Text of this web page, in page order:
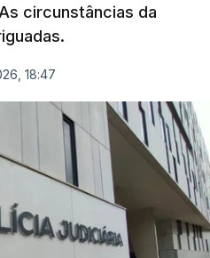
Lusa."Será
termos a totalidade
processo de reapreciação
Há
preenchidos
justificativa para o
os documentos que os
circunstâncias da
18:47